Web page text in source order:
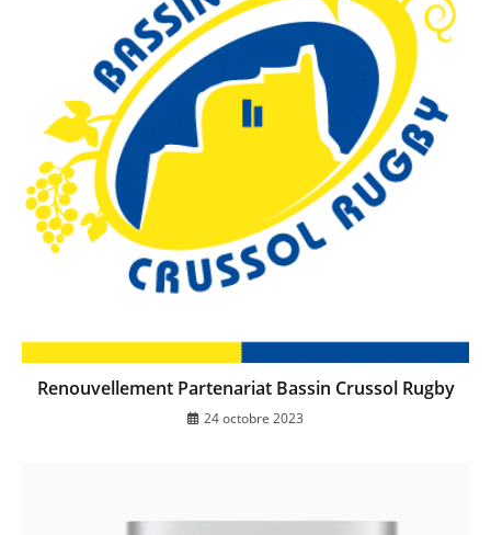
Renouvellement Partenariat Bassin Crussol Rugby
24 octobre 2023